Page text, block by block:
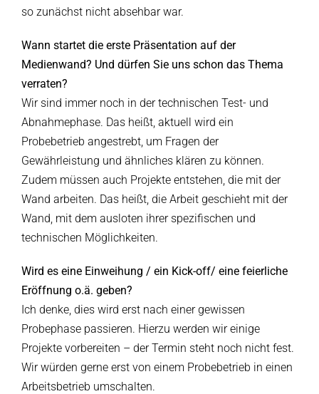
so zunächst nicht absehbar war.
Wann startet die erste Präsentation auf der
Medienwand? Und dürfen Sie uns schon das Thema
verraten?
Wir sind immer noch in der technischen Test- und
Abnahmephase. Das heißt, aktuell wird ein
Probebetrieb angestrebt, um Fragen der
Gewährleistung und ähnliches klären zu können.
Zudem müssen auch Projekte entstehen, die mit der
Wand arbeiten. Das heißt, die Arbeit geschieht mit der
Wand, mit dem ausloten ihrer spezifischen und
technischen Möglichkeiten.
Wird es eine Einweihung / ein Kick-off/ eine feierliche
Eröffnung o.ä. geben?
Ich denke, dies wird erst nach einer gewissen
Probephase passieren. Hierzu werden wir einige
Projekte vorbereiten – der Termin steht noch nicht fest.
Wir würden gerne erst von einem Probebetrieb in einen
Arbeitsbetrieb umschalten.